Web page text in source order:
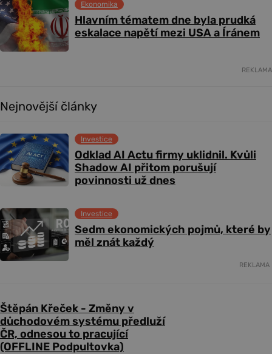
Hlavním tématem dne byla prudká
eskalace napětí mezi USA a Íránem
Ekonomika
REKLAMA
Nejnovější články
Odklad AI Actu firmy uklidnil. Kvůli
Shadow AI přitom porušují
povinnosti už dnes
Investice
Sedm ekonomických pojmů, které by
měl znát každý
Investice
REKLAMA
Štěpán Křeček - Změny v
důchodovém systému předluží
ČR, odnesou to pracující
(OFFLINE Podpultovka)